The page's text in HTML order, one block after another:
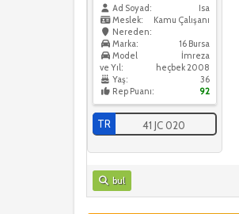
Ad Soyad:
Isa
Meslek:
Kamu Çalışanı
Nereden:
16 Bursa
Marka:
İmreza
Model
ve Yıl:
heçbek 2008
Yaş:
36
Rep Puanı:
92
TR 41 JC 020
bul